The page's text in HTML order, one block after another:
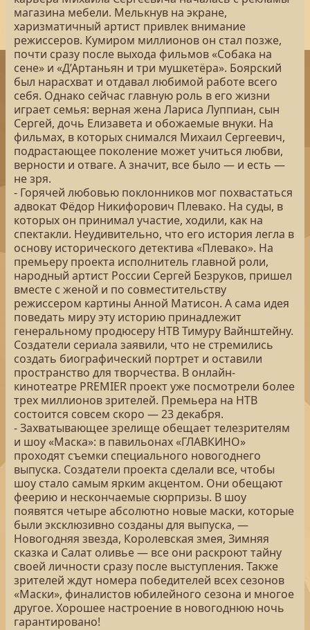
магазина мебели. Мелькнув на экране,
харизматичный артист привлек внимание
режиссеров. Кумиром миллионов он стал позже,
почти сразу после выхода фильмов «Собака на
сене» и «Д’Артаньян и три мушкетёра». Боярский
был нарасхват и отдавал любимой работе всего
себя. Однако сейчас главную роль в его жизни
играет семья: верная жена Лариса Луппиан, сын
Сергей, дочь Елизавета и обожаемые внуки. На
фильмах, в которых снимался Михаил Сергеевич,
подрастающее поколение может учиться любви,
верности и отваге. А значит, все было — и есть —
не зря.
- Горячей любовью поклонников мог похвастаться
адвокат Фёдор Никифорович Плевако. На суды, в
которых он принимал участие, ходили, как на
спектакли. Неудивительно, что его история легла в
основу исторического детектива «Плевако». На
премьеру проекта исполнитель главной роли,
народный артист России Сергей Безруков, пришел
вместе с женой и по совместительству
режиссером картины Анной Матисон. А сама идея
поведать миру эту историю принадлежит
генеральному продюсеру НТВ Тимуру Вайнштейну.
Создатели сериала заявили, что не стремились
создать биографический портрет и оставили
пространство для творчества. В онлайн-
кинотеатре PREMIER проект уже посмотрели более
трех миллионов зрителей. Премьера на НТВ
состоится совсем скоро — 23 декабря.
- Захватывающее зрелище обещает телезрителям
и шоу «Маска»: в павильонах «ГЛАВКИНО»
проходят съемки специального новогоднего
выпуска. Создатели проекта сделали все, чтобы
шоу стало самым ярким акцентом. Они обещают
феерию и нескончаемые сюрпризы. В шоу
появятся четыре абсолютно новые маски, которые
были эксклюзивно созданы для выпуска, —
Новогодняя звезда, Королевская змея, Зимняя
сказка и Салат оливье — все они раскроют тайну
своей личности сразу после выступления. Также
зрителей ждут номера победителей всех сезонов
«Маски», финалистов юбилейного сезона и многое
другое. Хорошее настроение в новогоднюю ночь
гарантировано!